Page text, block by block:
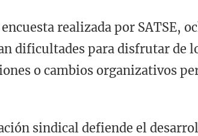
realizada por SATSE,
dificultades para disfrutar de
o cambios organizativos
sindical defiende el